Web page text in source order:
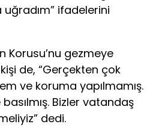
uğradım” ifadelerini
Korusu’nu gezmeye
de, “Gerçekten çok
ve koruma yapılmamış.
Bizler vatandaş
dedi.